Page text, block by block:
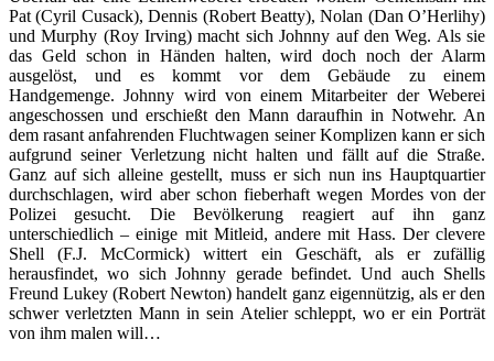
Pat (Cyril Cusack), Dennis (Robert Beatty), Nolan (Dan O’Herlihy)
und Murphy (Roy Irving) macht sich Johnny auf den Weg. Als sie
das Geld schon in Händen halten, wird doch noch der Alarm
ausgelöst, und es kommt vor dem Gebäude zu einem
Handgemenge. Johnny wird von einem Mitarbeiter der Weberei
angeschossen und erschießt den Mann daraufhin in Notwehr. An
dem rasant anfahrenden Fluchtwagen seiner Komplizen kann er sich
aufgrund seiner Verletzung nicht halten und fällt auf die Straße.
Ganz auf sich alleine gestellt, muss er sich nun ins Hauptquartier
durchschlagen, wird aber schon fieberhaft wegen Mordes von der
Polizei gesucht. Die Bevölkerung reagiert auf ihn ganz
unterschiedlich – einige mit Mitleid, andere mit Hass. Der clevere
Shell (F.J. McCormick) wittert ein Geschäft, als er zufällig
herausfindet, wo sich Johnny gerade befindet. Und auch Shells
Freund Lukey (Robert Newton) handelt ganz eigennützig, als er den
schwer verletzten Mann in sein Atelier schleppt, wo er ein Porträt
von ihm malen will…